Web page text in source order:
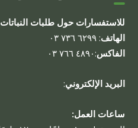
للاستفسارات حول طلبات النباتات
الهاتف: ٦٢٩٩ ٧٣٦ ٠٣
الفاكس:٤٨٩٠ ٧٦٦ ٠٣
البريد الإلكتروني:
ساعات العمل: